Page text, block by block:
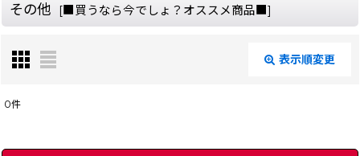
その他 [■買うなら今でしょ？オススメ商品■]
表示順変更
0件